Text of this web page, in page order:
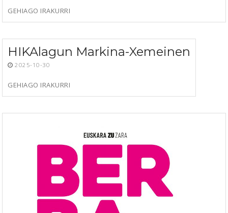
GEHIAGO IRAKURRI
HIKAlagun Markina-Xemeinen
2025-10-30
GEHIAGO IRAKURRI